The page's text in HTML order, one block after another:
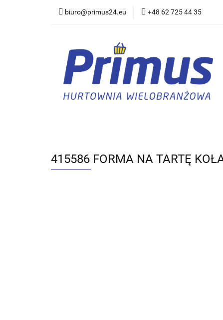
biuro@primus24.eu +48 62 725 44 35
Artykuły Szkolno-
415586 FORMA NA TARTĘ